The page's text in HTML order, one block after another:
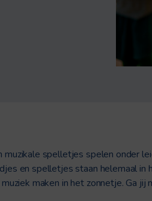
spelletjes spelen onder
en spelletjes staan helemaal in
maken in het zonnetje. Ga jij